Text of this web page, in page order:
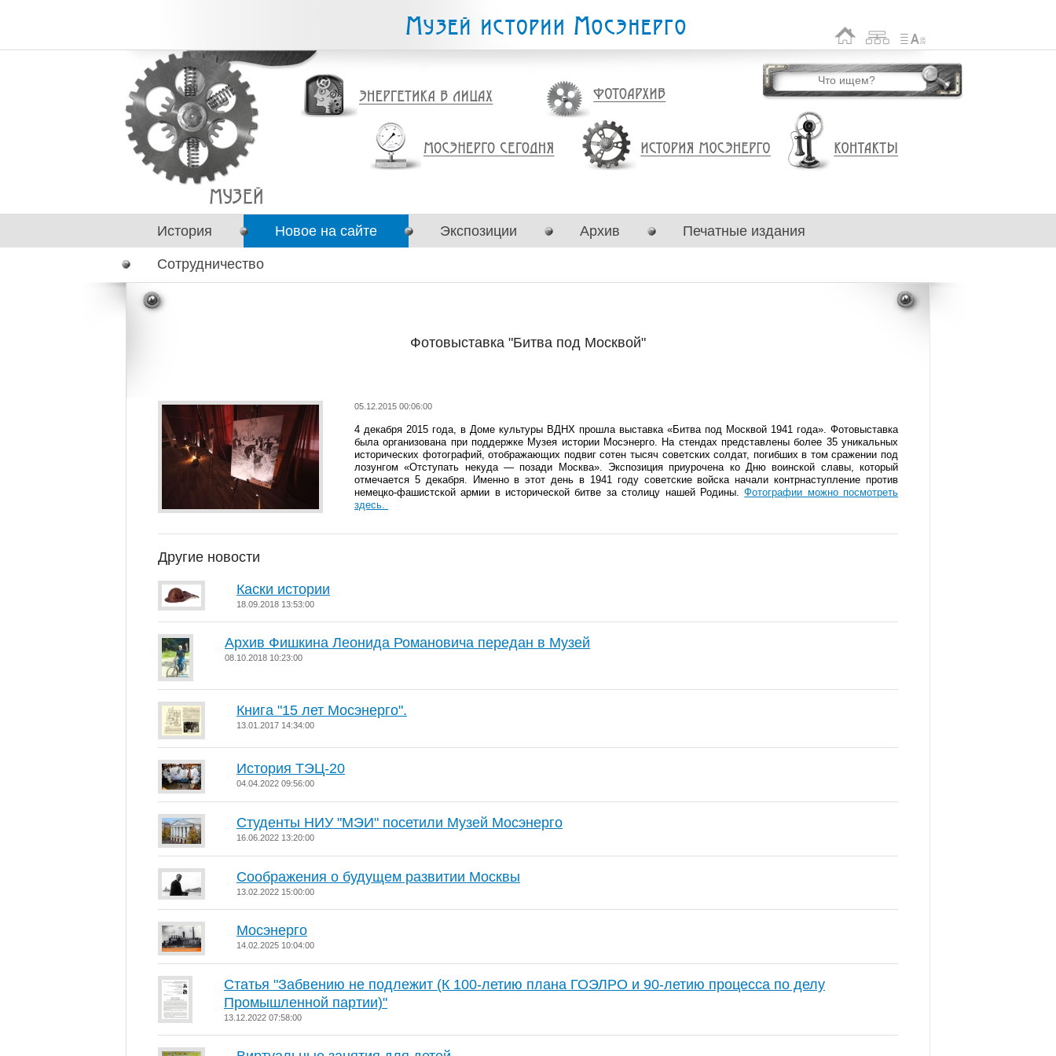
История Новое на сайте Экспозиции Архив Печатные издания
Сотрудничество
Фотовыставка "Битва под Москвой"
05.12.2015 00:06:00
4 декабря 2015 года, в Доме культуры ВДНХ прошла выставка «Битва под Москвой 1941 года». Фотовыставка
была организована при поддержке Музея истории Мосэнерго. На стендах представлены более 35 уникальных
исторических фотографий, отображающих подвиг сотен тысяч советских солдат, погибших в том сражении под
лозунгом «Отступать некуда — позади Москва». Экспозиция приурочена ко Дню воинской славы, который
отмечается 5 декабря. Именно в этот день в 1941 году советские войска начали контрнаступление против
немецко-фашистской армии в исторической битве за столицу нашей Родины.Фотографии можно посмотреть
здесь.
Другие новости
Каски истории
18.09.2018 13:53:00
Архив Фишкина Леонида Романовича передан в Музей
08.10.2018 10:23:00
Книга "15 лет Мосэнерго".
13.01.2017 14:34:00
История ТЭЦ-20
04.04.2022 09:56:00
Студенты НИУ "МЭИ" посетили Музей Мосэнерго
16.06.2022 13:20:00
Соображения о будущем развитии Москвы
13.02.2022 15:00:00
Мосэнерго
14.02.2025 10:04:00
Статья "Забвению не подлежит (К 100-летию плана ГОЭЛРО и 90-летию процесса по делу
Промышленной партии)"
13.12.2022 07:58:00